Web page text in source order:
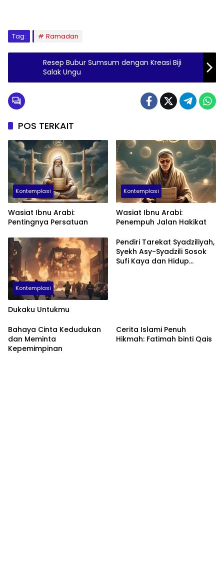
Tag: Ramadan
Resep Bubur Sumsum dengan Kreasi Biji
Salak Ungu
POS TERKAIT
Kontemplasi
Wasiat Ibnu Arabi:
Pentingnya Persatuan
Kontemplasi
Wasiat Ibnu Arabi:
Penempuh Jalan Hakikat
Kontemplasi
Dukaku Untukmu
Pendiri Tarekat Syadziliyah,
Syekh Asy-Syadzili Sosok
Sufi Kaya dan Hidup
Bahaya Cinta Kedudukan
dan Meminta
Kepemimpinan
Cerita Islami Penuh
Hikmah: Fatimah binti Qais